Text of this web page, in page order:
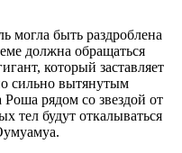
могла быть раздроблена
должна обращаться
который заставляет
сильно вытянутым
рядом со звездой от
тел будут откалываться